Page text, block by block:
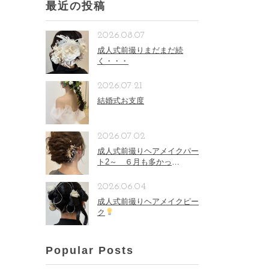
最近の投稿
成人式前撮りまだまだ続
く・・・
2026.08.07
結婚式お支度
2026.07.21
成人式前撮りヘアメイクパー
ト2～ ６月も多かっ
2026.07.02
成人式前撮りヘアメイクピー
ク
2026.06.04
Popular Posts